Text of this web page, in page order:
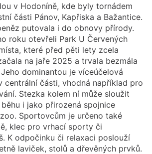
v Hodoníně, kde byly tornádem
části Pánov, Kapřiska a Bažantice.
putovala i do obnovy přírody.
roku otevřeli Park U Červených
které před pěti lety zcela
na jaře 2025 a trvala bezmála
dominantou je víceúčelová
centrální části, vhodná například pro
Stezka kolem ní může sloužit
i jako přirozená spojnice
Sportovcům je určeno také
klec pro vrhací sporty či
K odpočinku či relaxaci poslouží
laviček, stolů a dřevěných prvků.